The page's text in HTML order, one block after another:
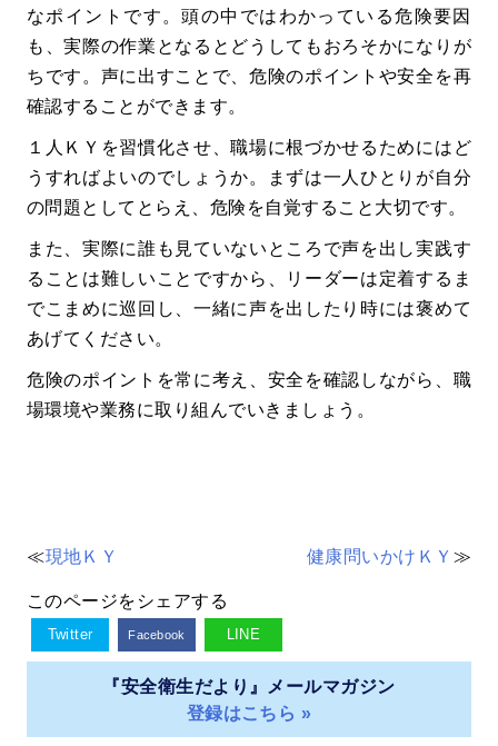
なポイントです。頭の中ではわかっている危険要因
も、実際の作業となるとどうしてもおろそかになりが
ちです。声に出すことで、危険のポイントや安全を再
確認することができます。
１人ＫＹを習慣化させ、職場に根づかせるためにはど
うすればよいのでしょうか。まずは一人ひとりが自分
の問題としてとらえ、危険を自覚すること大切です。
また、実際に誰も見ていないところで声を出し実践す
ることは難しいことですから、リーダーは定着するま
でこまめに巡回し、一緒に声を出したり時には褒めて
あげてください。
危険のポイントを常に考え、安全を確認しながら、職
場環境や業務に取り組んでいきましょう。
≪現地ＫＹ 健康問いかけＫＹ ≫
このページをシェアする
Twitter Facebook LINE
『安全衛生だより』メールマガジン
登録はこちら »